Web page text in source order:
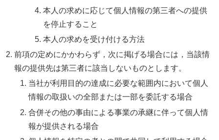
本人の求めに応じて個人情報の第三者への提供
を停止すること
本人の求めを受け付ける方法
前項の定めにかかわらず，次に掲げる場合には，当該情
報の提供先は第三者に該当しないものとします。
当社が利用目的の達成に必要な範囲内において個人
情報の取扱いの全部または一部を委託する場合
合併その他の事由による事業の承継に伴って個人情
報が提供される場合